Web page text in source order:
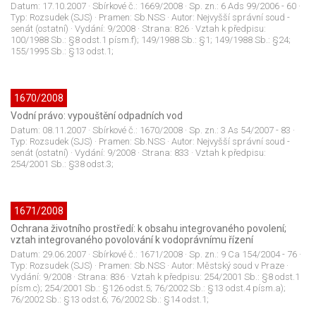
Datum: 17.10.2007 · Sbírkové č.: 1669/2008 · Sp. zn.: 6 Ads 99/2006 - 60 ·
Typ: Rozsudek (SJS) · Pramen: Sb.NSS · Autor: Nejvyšší správní soud -
senát (ostatní) · Vydání: 9/2008 · Strana: 826 · Vztah k předpisu:
100/1988 Sb.: §8 odst.1 písm.f); 149/1988 Sb.: §1; 149/1988 Sb.: §24;
155/1995 Sb.: §13 odst.1;
1670/2008
Vodní právo: vypouštění odpadních vod
Datum: 08.11.2007 · Sbírkové č.: 1670/2008 · Sp. zn.: 3 As 54/2007 - 83 ·
Typ: Rozsudek (SJS) · Pramen: Sb.NSS · Autor: Nejvyšší správní soud -
senát (ostatní) · Vydání: 9/2008 · Strana: 833 · Vztah k předpisu:
254/2001 Sb.: §38 odst.3;
1671/2008
Ochrana životního prostředí: k obsahu integrovaného povolení;
vztah integrovaného povolování k vodoprávnímu řízení
Datum: 29.06.2007 · Sbírkové č.: 1671/2008 · Sp. zn.: 9 Ca 154/2004 - 76 ·
Typ: Rozsudek (SJS) · Pramen: Sb.NSS · Autor: Městský soud v Praze ·
Vydání: 9/2008 · Strana: 836 · Vztah k předpisu: 254/2001 Sb.: §8 odst.1
písm.c); 254/2001 Sb.: §126 odst.5; 76/2002 Sb.: §13 odst.4 písm.a);
76/2002 Sb.: §13 odst.6; 76/2002 Sb.: §14 odst.1;